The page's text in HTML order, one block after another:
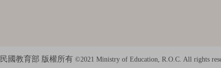
國教育部 版權所有 ©2021 Ministry of Education, R.O.C. All rights